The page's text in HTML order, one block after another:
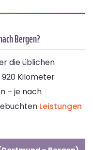
Bergen?
die üblichen
Kilometer
– je nach
Leistungen